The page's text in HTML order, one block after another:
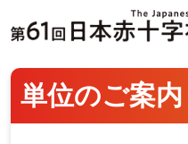
単位のご案内